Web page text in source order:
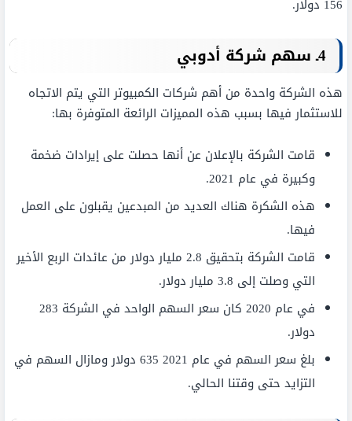
156 دولار.
4ـ سهم شركة أدوبي
هذه الشركة واحدة من أهم شركات الكمبيوتر التي يتم الاتجاه
للاستثمار فيها بسبب هذه المميزات الرائعة المتوفرة بها:
قامت الشركة بالإعلان عن أنها حصلت على إيرادات ضخمة
وكبيرة في عام 2021.
هذه الشكرة هناك العديد من المبدعين يقبلون على العمل
فيها.
قامت الشركة بتحقيق 2.8 مليار دولار من عائدات الربع الأخير
التي وصلت إلى 3.8 مليار دولار.
في عام 2020 كان سعر السهم الواحد في الشركة 283
دولار.
بلغ سعر السهم في عام 2021 635 دولار ومازال السهم في
التزايد حتى وقتنا الحالي.